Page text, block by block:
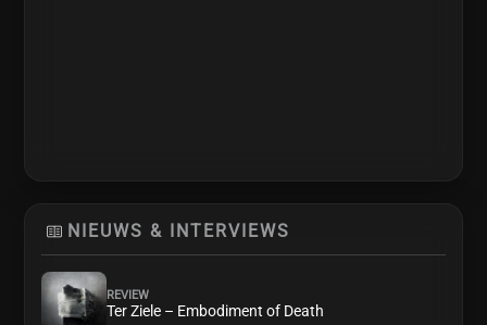
NIEUWS & INTERVIEWS
REVIEW
Ter Ziele – Embodiment of Death